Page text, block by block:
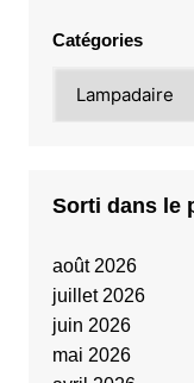
Catégories
Sorti dans le
août 2026
juillet 2026
juin 2026
mai 2026